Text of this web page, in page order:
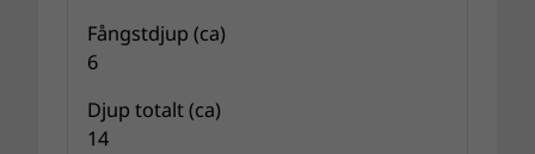
Fångstdjup (ca)
6
Djup totalt (ca)
14